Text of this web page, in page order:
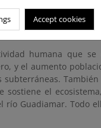
única. Gracias
de la UNESCO y
humana que
y el aumento
el
Guadiamar. Todo
Accept cookies